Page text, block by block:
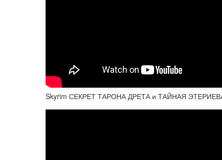
Skyrim СЕКРЕТ ТАРОНА ДРЕТА и ТАЙНАЯ